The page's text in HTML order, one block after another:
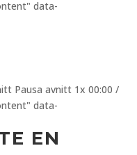
data-
Pausa avnitt 1x 00:00 /
data-
EN